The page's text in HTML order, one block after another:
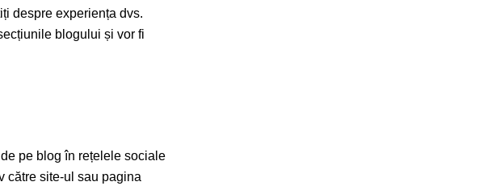
despre experiența dvs.
blogului și vor fi
pe blog în rețelele sociale
către site-ul sau pagina